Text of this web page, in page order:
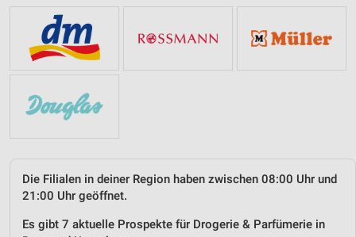
Die Filialen in deiner Region haben zwischen 08:00 Uhr und
21:00 Uhr geöffnet.
Es gibt 7 aktuelle Prospekte für Drogerie & Parfümerie in